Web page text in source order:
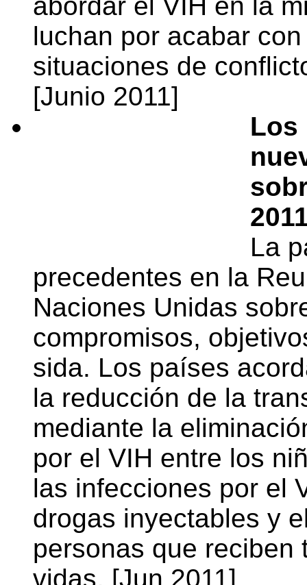
luchan por acabar
situaciones de
[Junio 2011]
Los
La
precedentes en la
Naciones Unidas
compromisos,
sida. Los países
la reducción de la
mediante la
por el VIH entre los
las infecciones por el
drogas inyectables y
personas que reciben
vidas. [Jun 2011]